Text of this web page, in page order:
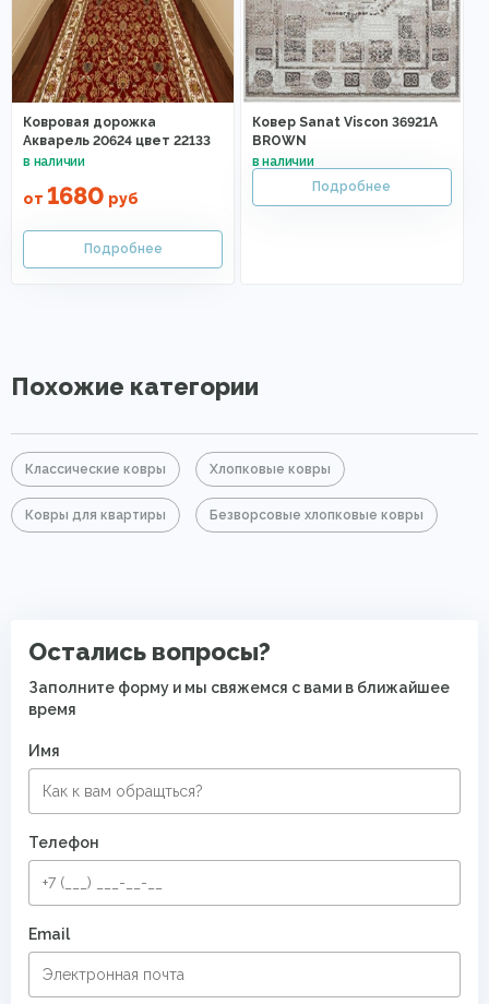
Ковровая дорожка
Акварель 20624 цвет 22133
от 1680 руб
Ковер Sanat Viscon 36921A
BROWN
Похожие категории
Классические ковры Хлопковые ковры
Ковры для квартиры Безворсовые хлопковые ковры
Остались вопросы?
Заполните форму и мы свяжемся с вами в ближайшее
время
Имя
Телефон
Email